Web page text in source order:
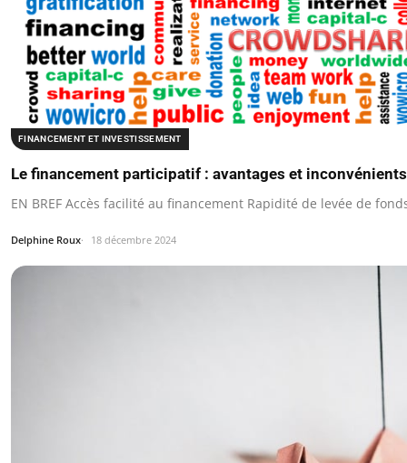
FINANCEMENT ET INVESTISSEMENT
Le financement participatif : avantages et inconvénients
EN BREF Accès facilité au financement Rapidité de levée de
Delphine Roux 18 décembre 2024